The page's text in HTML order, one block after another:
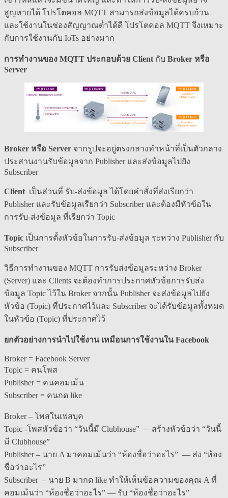
สูญหายได้ โปรโตคอล MQTT สามารถส่งข้อมูลได้ครบถ้วน
และใช้งานในช่องสัญญาณต่ำได้ดี โปรโตคอล MQTT จึงเหมาะ
กับการใช้งานกับ IoTs อย่างมาก
การทำงานของ MQTT ประกอบด้วย Client กับ Broker หรือ
Server
Broker หรือ Server จากรูปจะอยู่ตรงกลางทำหน้าที่เป็นตัวกลาง
ประสานงานรับข้อมูลจาก Publisher และส่งข้อมูลไปยัง
Subscriber
Client เป็นส่วนที่ รับ-ส่งข้อมูล ได้โดยคำสั่งที่ส่งเรียกว่า
Publisher และรับข้อมูลเรียกว่า Subscriber และต้องมีหัวข้อใน
การรับ-ส่งข้อมูล ที่เรียกว่า Topic
Topic เป็นการตั้งหัวข้อในการรับ-ส่งข้อมูล ระหว่าง Publisher กับ
Subscriber
วิธีการทำงานของ MQTT การรับส่งข้อมูลระหว่าง Broker
(Server) และ Clients จะต้องทำการประกาศหัวข้อการรับส่ง
ข้อมูล Topic ไว้ใน Broker จากนั้น Publisher จะส่งข้อมูลไปยัง
หัวข้อ (Topic) ที่ประกาศไว้และ Subscriber จะได้รับข้อมูลทั้งหมด
ในหัวข้อ (Topic) ที่ประกาศไว้
ยกตัวอย่างการนำไปใช้งาน เหมือนการใช้งานในFacebook
Broker = Facebook Server
Topic = คนโพส
Publisher = คนคอมเม้น
Subscriber = คนกด like
Broker – โพสในเฟสบุค
Topic -โพสหัวข้อว่า “วันนี้มี Clubhouse” — สร้างหัวข้อว่า “วันนี้
มี Clubhouse”
Publisher – นาย A มาคอมเม้นว่า “ห้องชื่อว่าอะไร” — ส่ง “ห้อง
ชื่อว่าอะไร”
Subscriber – นาย B มากด like ทำให้เห็นข้อความของคุณ A ที่
คอมเม้นว่า “ห้องชื่อว่าอะไร” — รับ “ห้องชื่อว่าอะไร”